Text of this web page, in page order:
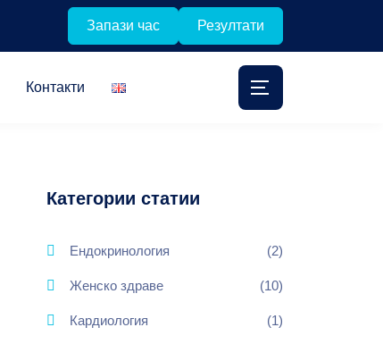
Запази час Резултати
Контакти
Категории статии
Ендокринология (2)
Женско здраве (10)
Кардиология (1)